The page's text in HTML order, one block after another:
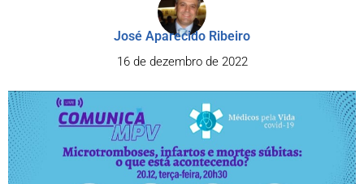
José Aparecido Ribeiro
16 de dezembro de 2022